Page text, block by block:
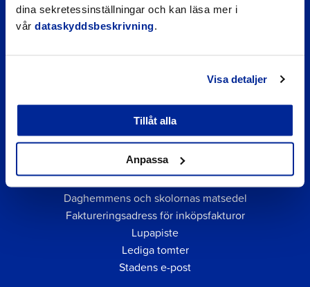
dina sekretessinställningar och kan läsa mer i
vår dataskyddsbeskrivning
Visa detaljer
Tillåt alla
Anpassa
Snabblänkar
Företagsregister
Daghemmens och skolornas matsedel
Faktureringsadress för inköpsfakturor
Lupapiste
Lediga tomter
Stadens e-post